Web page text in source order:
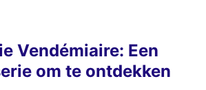
Vendémiaire: Een
om te ontdekken